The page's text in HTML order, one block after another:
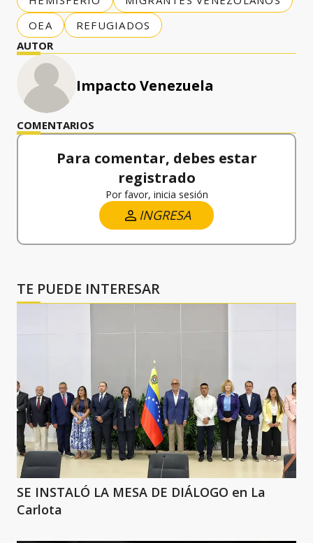
OEA
REFUGIADOS
AUTOR
Impacto Venezuela
COMENTARIOS
Para comentar, debes estar
registrado
Por favor, inicia sesión
INGRESA
TE PUEDE INTERESAR
SE INSTALÓ LA MESA DE DIÁLOGO en La
Carlota